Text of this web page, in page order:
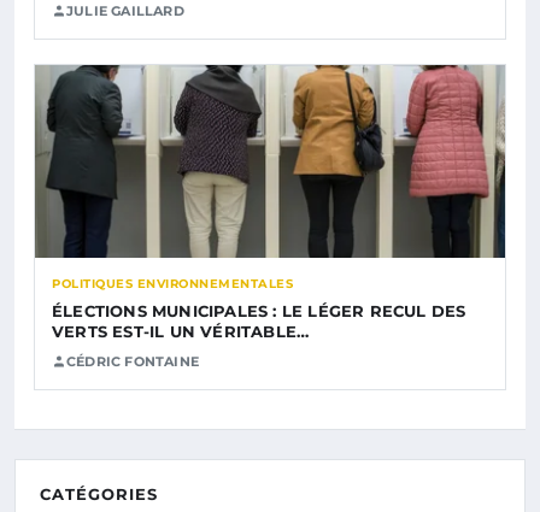
JULIE GAILLARD
POLITIQUES ENVIRONNEMENTALES
ÉLECTIONS MUNICIPALES : LE LÉGER RECUL DES
VERTS EST-IL UN VÉRITABLE…
CÉDRIC FONTAINE
CATÉGORIES